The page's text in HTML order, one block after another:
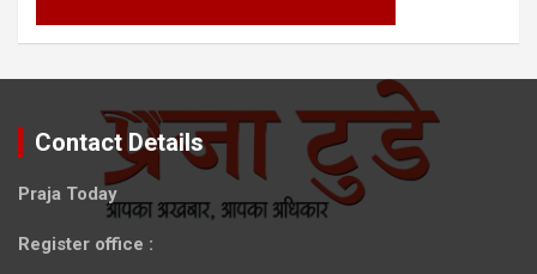
Contact Details
Praja Today
Register office :